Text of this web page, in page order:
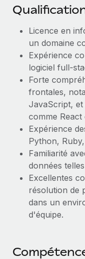
Licence en
un domaine
Expérience
logiciel full-
Forte
frontales,
JavaScript,
comme
Expérience
Python,
Familiarité
données
Excellentes
résolution de
dans un
d'équipe.